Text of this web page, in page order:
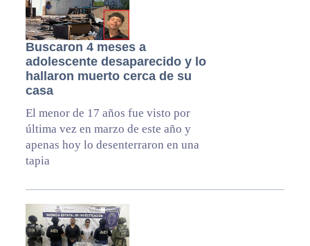
Buscaron 4 meses a
adolescente desaparecido y lo
hallaron muerto cerca de su
casa
El menor de 17 años fue visto por
última vez en marzo de este año y
apenas hoy lo desenterraron en una
tapia